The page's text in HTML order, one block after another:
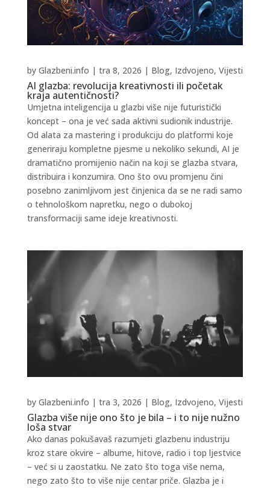
AI glazba: revolucija kreativnosti ili početak
kraja autentičnosti?
by Glazbeni.info | tra 8, 2026 | Blog, Izdvojeno, Vijesti
Umjetna inteligencija u glazbi više nije futuristički
koncept – ona je već sada aktivni sudionik industrije.
Od alata za mastering i produkciju do platformi koje
generiraju kompletne pjesme u nekoliko sekundi, AI je
dramatično promijenio način na koji se glazba stvara,
distribuira i konzumira. Ono što ovu promjenu čini
posebno zanimljivom jest činjenica da se ne radi samo
o tehnološkom napretku, nego o dubokoj
transformaciji same ideje kreativnosti.
Glazba više nije ono što je bila – i to nije nužno
loša stvar
by Glazbeni.info | tra 3, 2026 | Blog, Izdvojeno, Vijesti
Ako danas pokušavaš razumjeti glazbenu industriju
kroz stare okvire – albume, hitove, radio i top ljestvice
– već si u zaostatku. Ne zato što toga više nema,
nego zato što to više nije centar priče. Glazba je i